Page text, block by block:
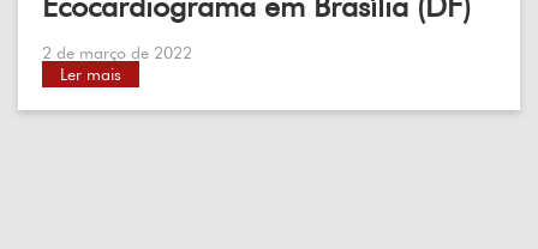
2 de março de 2022
Ler mais